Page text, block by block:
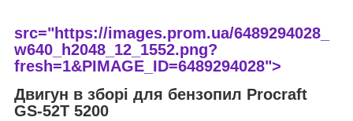
src="https://images.prom.ua/6489294028_
w640_h2048_12_1552.png?
fresh=1&PIMAGE_ID=6489294028">
Двигун в зборі для бензопил Procraft
GS-52T 5200